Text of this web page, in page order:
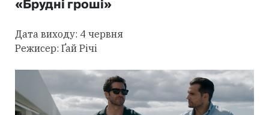
«Брудні гроші»
Дата виходу: 4 червня
Режисер: Ґай Річі